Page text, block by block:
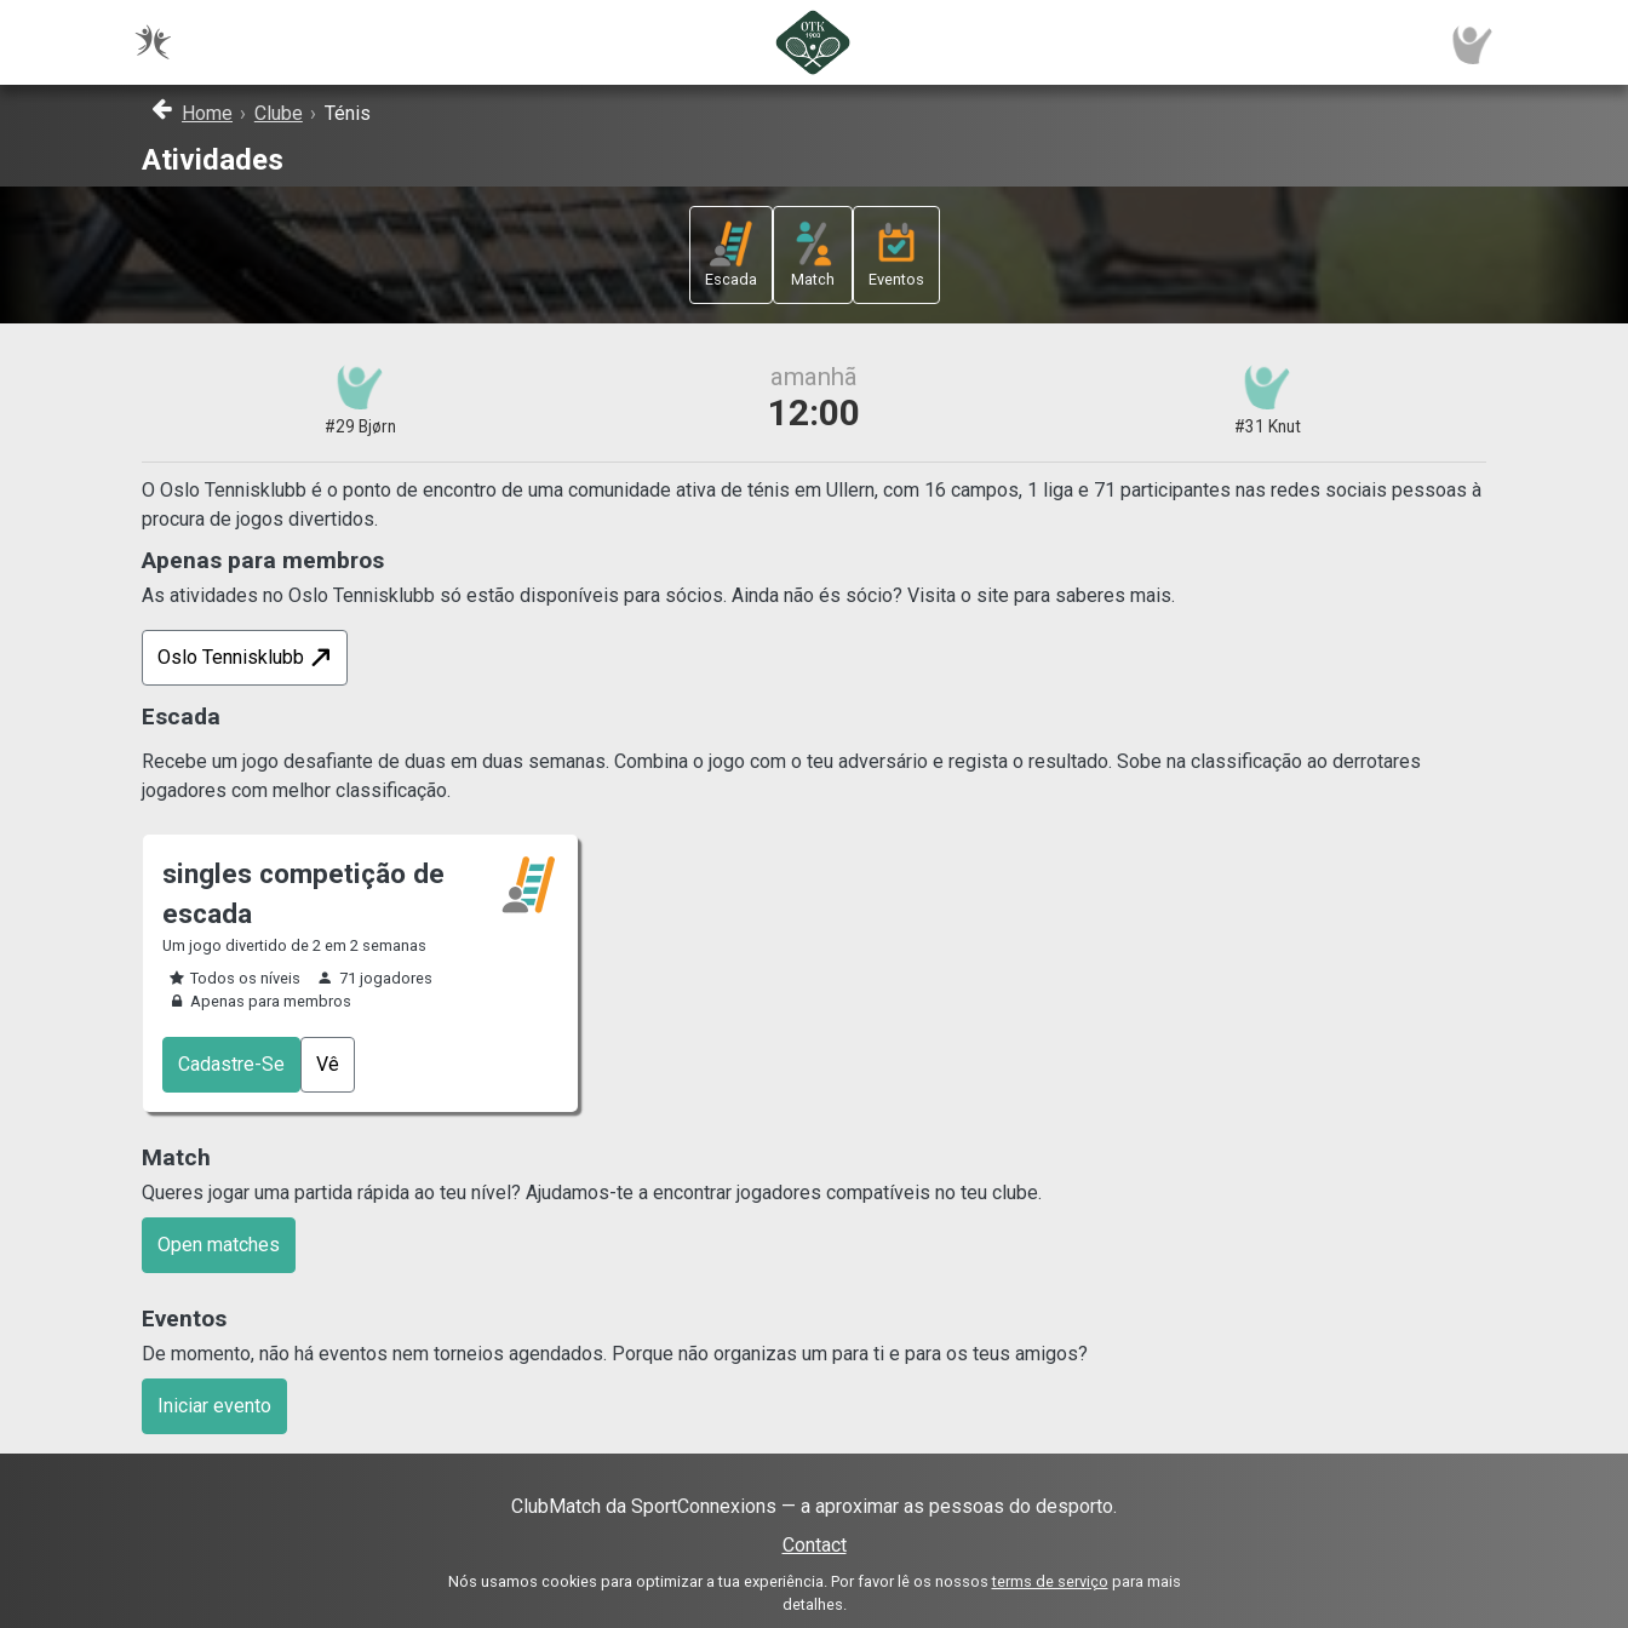
Home › Clube › Ténis
Atividades
Escada Match Eventos
#29 Bjørn
amanhã
12:00 #31 Knut
O Oslo Tennisklubb é o ponto de encontro de uma comunidade ativa de ténis em Ullern, com 16 campos, 1 liga e 71 participantes nas redes sociais pessoas à
procura de jogos divertidos.
Apenas para membros
As atividades no Oslo Tennisklubb só estão disponíveis para sócios. Ainda não és sócio? Visita o site para saberes mais.
Oslo Tennisklubb
Escada
Recebe um jogo desafiante de duas em duas semanas. Combina o jogo com o teu adversário e regista o resultado. Sobe na classificação ao derrotares
jogadores com melhor classificação.
singles competição de
escada
Um jogo divertido de 2 em 2 semanas
Todos os níveis
71 jogadores
Apenas para membros
Cadastre-Se Vê
Match
Queres jogar uma partida rápida ao teu nível? Ajudamos-te a encontrar jogadores compatíveis no teu clube.
Open matches
Eventos
De momento, não há eventos nem torneios agendados. Porque não organizas um para ti e para os teus amigos?
Iniciar evento
ClubMatch da SportConnexions — a aproximar as pessoas do desporto.
Contact
Nós usamos cookies para optimizar a tua experiência. Por favor lê os nossosterms de serviço para mais
detalhes.